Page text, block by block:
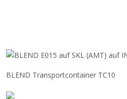
BLEND Transportcontainer TC10